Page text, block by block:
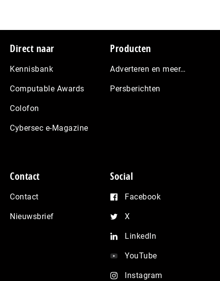
Footer
Direct naar
Kennisbank
Computable Awards
Colofon
Cybersec e-Magazine
Producten
Adverteren en meer…
Persberichten
Contact
Contact
Nieuwsbrief
Social
Facebook
X
LinkedIn
YouTube
Instagram